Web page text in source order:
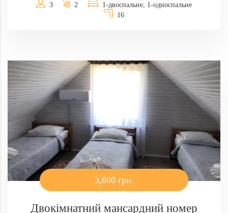
3 2
1-двоспальне, 1-односпальне
16
3,800 грн.
Двокімнатний мансардний номер